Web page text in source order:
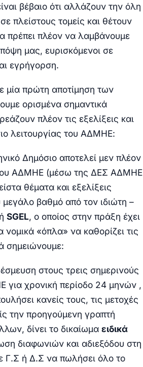
βέβαιο ότι αλλάζουν την όλη
πλείστους τομείς και θέτουν
πρέπει πλέον να λαμβάνουμε
μας, ευρισκόμενοι σε
εγρήγορση.
μία πρώτη αποτίμηση των
ορισμένα σημαντικά
πλέον τις εξελίξεις και
λειτουργίας του ΑΔΜΗΕ:
Δημόσιο αποτελεί μεν πλέον
ΑΔΜΗΕ (μέσω της ΔΕΣ ΑΔΜΗΕ
θέματα και εξελίξεις
βαθμό από τον ιδιώτη –
SGEL, ο οποίος στην πράξη έχει
νομικά «όπλα» να καθορίζει τις
σημειώνουμε:
στους τρεις σημερινούς
για χρονική περίοδο 24 μηνών ,
κανείς τους, τις μετοχές
την προηγούμενη γραπτή
δίνει το δικαίωμα ειδικά
διαφωνιών και αδιεξόδου στη
ή Δ.Σ να πωλήσει όλο το